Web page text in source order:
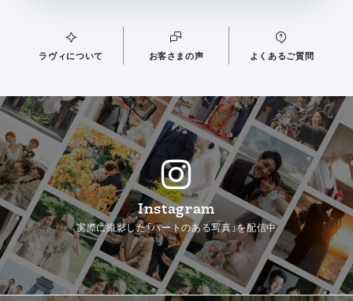
ラヴィについて お客さまの声 よくあるご質問
Instagram
実際に撮影した「ハートのある写真」を配信中